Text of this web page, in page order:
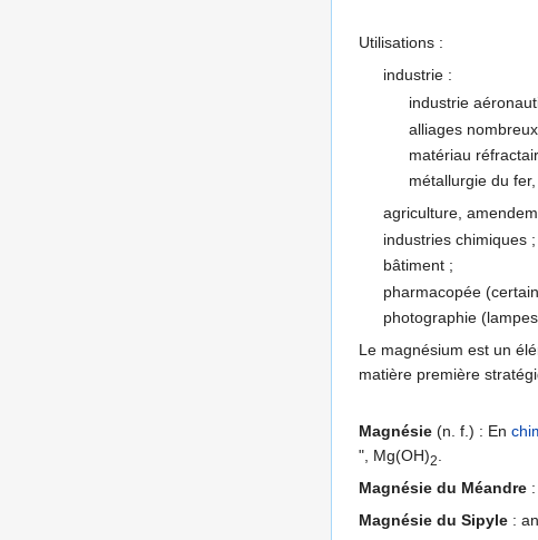
Utilisations :
industrie :
industrie
alliages
matériau
métallurgie du
agriculture,
industries chimiques ;
bâtiment ;
pharmacopée
photographie
Le magnésium est un
matière première
Magnésie (n. f.) : En
", Mg(OH)2
Magnésie du Méandre
Magnésie du Sipyle :